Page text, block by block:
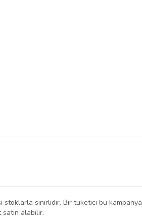
stoklarla sınırlıdır. Bir tüketici bu kampanya
alabilir.